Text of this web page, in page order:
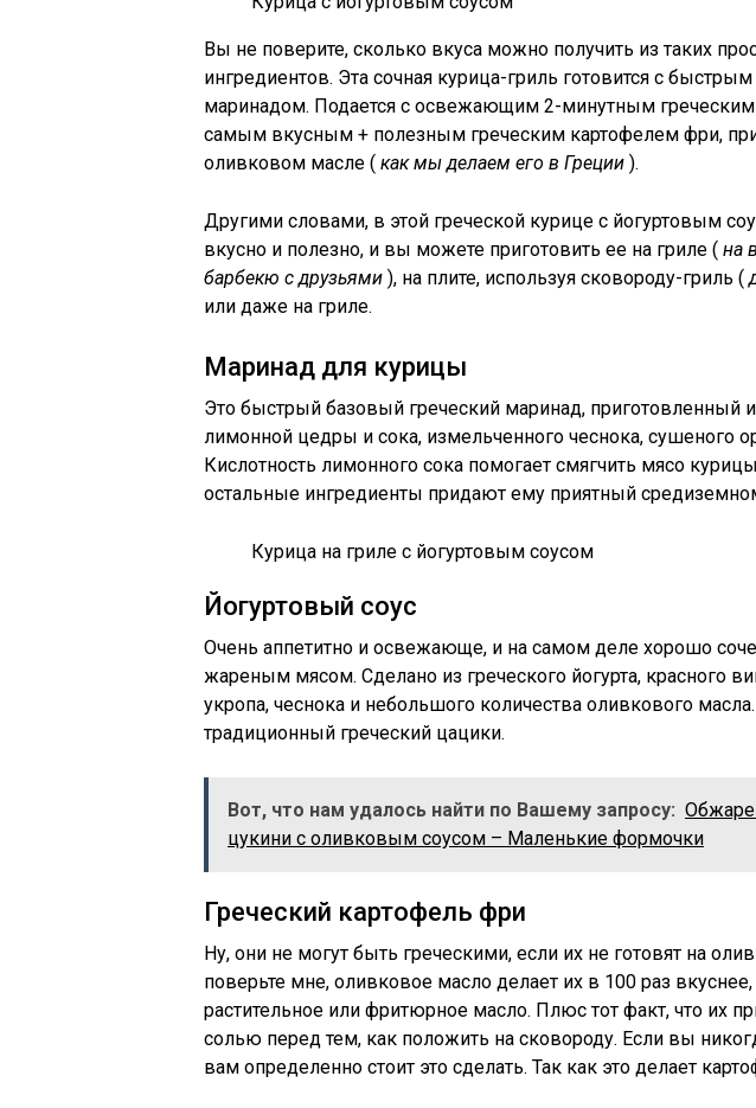
Вы не поверите, сколько вкуса можно получить из таких
ингредиентов. Эта сочная курица-гриль готовится с
маринадом. Подается с освежающим 2-минутным
самым вкусным + полезным греческим картофелем фри,
оливковом масле ( как мы делаем его в Греции ).
Другими словами, в этой греческой курице с йогуртовым
вкусно и полезно, и вы можете приготовить ее на гриле ( на
барбекю с друзьями ), на плите, используя сковороду-гриль (
или даже на гриле.
Маринад для курицы
Это быстрый базовый греческий маринад, приготовленный
лимонной цедры и сока, измельченного чеснока, сушеного
Кислотность лимонного сока помогает смягчить мясо
остальные ингредиенты придают ему приятный
Курица на гриле с йогуртовым соусом
Йогуртовый соус
Очень аппетитно и освежающе, и на самом деле хорошо
жареным мясом. Сделано из греческого йогурта, красного
укропа, чеснока и небольшого количества оливкового
традиционный греческий цацики.
Вот, что нам удалось найти по Вашему запросу:
цукини с оливковым соусом – Маленькие формочки
Греческий картофель фри
Ну, они не могут быть греческими, если их не готовят на
поверьте мне, оливковое масло делает их в 100 раз вкуснее,
растительное или фритюрное масло. Плюс тот факт, что их
солью перед тем, как положить на сковороду. Если вы
вам определенно стоит это сделать. Так как это делает